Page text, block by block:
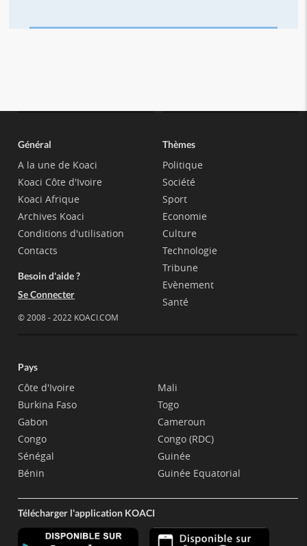
Général
A la une de Koaci
Koaci Côte d'Ivoire
Koaci Afrique
Archives Koaci
Conditions d'utilisation
Contacts
Besoin d'aide ?
Se Connecter
© 2008 - 2022 KOACI.COM
Thèmes
Politique
Société
Sport
Economie
Culture
Technologie
Tribune
Evènement
Santé
Pays
Côte d'Ivoire
Burkina Faso
Gabon
Congo
Sénégal
Bénin
Mali
Togo
Cameroun
Congo (RDC)
Guinée
Guinée Equatorial
Télécharger l'application KOACI